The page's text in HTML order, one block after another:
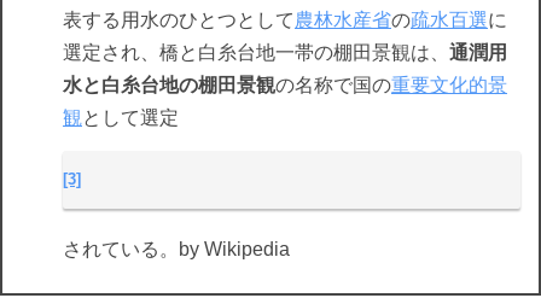
表する用水のひとつとして農林水産省の疏水百選に
選定され、橋と白糸台地一帯の棚田景観は、 通潤用
水と白糸台地の棚田景観の名称で国の重要文化的景
観として選定
[3]
されている。by Wikipedia